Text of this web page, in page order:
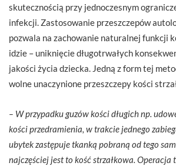
skutecznością przy jednoczesnym
infekcji. Zastosowanie przeszczepów
pozwala na zachowanie naturalnej funkcji
idzie – uniknięcie długotrwałych
jakości życia dziecka. Jedną z form tej
wolne unaczynione przeszczepy kości
– W przypadku guzów kości długich np.
kości przedramienia, w trakcie jednego
ubytek zastępuje tkanką pobraną od tego
najczęściej jest to kość strzałkowa. Operacja